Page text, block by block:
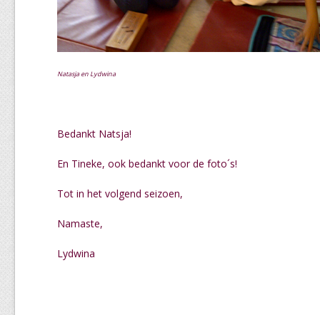
Natasja en Lydwina
Bedankt Natsja!
En Tineke, ook bedankt voor de foto´s!
Tot in het volgend seizoen,
Namaste,
Lydwina